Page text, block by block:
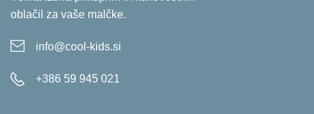
oblačil za vaše malčke.
info@cool-kids.si
+386 59 945 021